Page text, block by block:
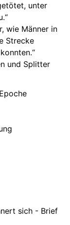
unter
wie Männer in
Strecke
und Splitter
sich - Brief